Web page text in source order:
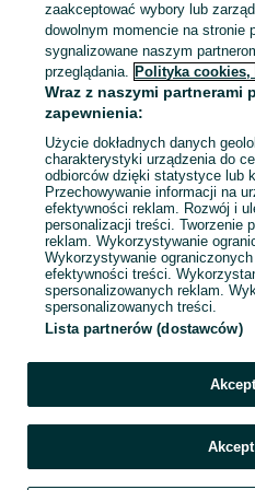
Zaloguj się / Załóż konto
zaakceptować wybory lub
dowolnym momencie na stronie
sygnalizowane naszym
przeglądania. Polityka cookies,
Wraz z naszymi partnerami
zapewnienia:
Użycie dokładnych danych
charakterystyki urządzenia do
odbiorców dzięki statystyce lub
Przechowywanie informacji na
efektywności reklam. Rozwój i
personalizacji treści. Tworzenie
reklam. Wykorzystywanie
Wykorzystywanie
efektywności treści.
spersonalizowanych reklam.
spersonalizowanych treści.
Lista partnerów (dostawców)